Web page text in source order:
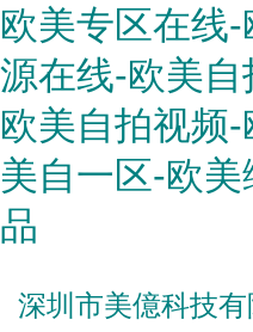
欧美专区在线
源在线-欧美
欧美自拍视频
美自一区-欧
品
深圳市美億科技有